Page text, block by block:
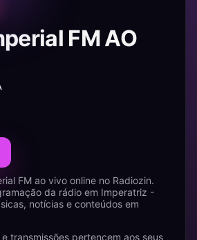
FM AO
FM ao vivo online no Radiozin.
da rádio em Imperatriz -
notícias e conteúdos em
transmissões pertencem aos seus